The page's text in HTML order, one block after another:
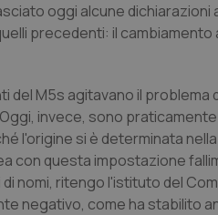
oggi alcune dichiarazioni
precedenti: il
del M5s agitavano il problema
invece, sono
l'origine si è determinata
con questa impostazione
nomi, ritengo l'istituto del
negativo, come ha stabilito